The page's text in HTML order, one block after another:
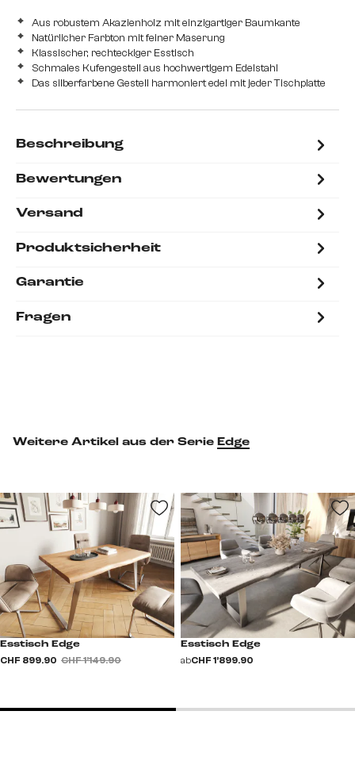
Aus robustem Akazienholz mit einzigartiger Baumkante
Natürlicher Farbton mit feiner Maserung
Klassischer, rechteckiger Esstisch
Schmales Kufengestell aus hochwertigem Edelstahl
Das silberfarbene Gestell harmoniert edel mit jeder Tischplatte
Beschreibung
Bewertungen
Versand
Produktsicherheit
Garantie
Fragen
Weitere Artikel aus der Serie Edge
Esstisch Edge
CHF 899.90 CHF 1’149.90
Esstisch Edge
abCHF 1’899.90